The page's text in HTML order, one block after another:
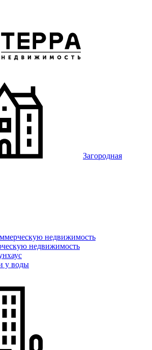
Загородная
недвижимость
недвижимость
у воды